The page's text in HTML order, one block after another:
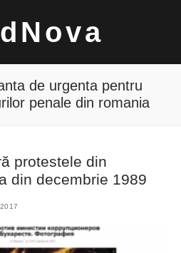
de urgenta pentru
penale din romania
protestele din
din decembrie 1989